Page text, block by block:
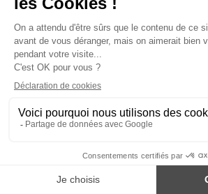
© 2024 Oenobiol Paris
Mentions légales
Politique en matière de cookies
POUR VOTRE SANTÉ, MANGEZ AU MOINS CINQ
Les complément alimentaires doivent être utilisés dans le
ne pas être utilisés comme substituts d'un régimes